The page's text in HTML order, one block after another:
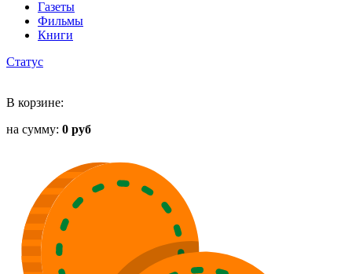
Газеты
Фильмы
Книги
Статус
В корзине:
на сумму: 0 руб